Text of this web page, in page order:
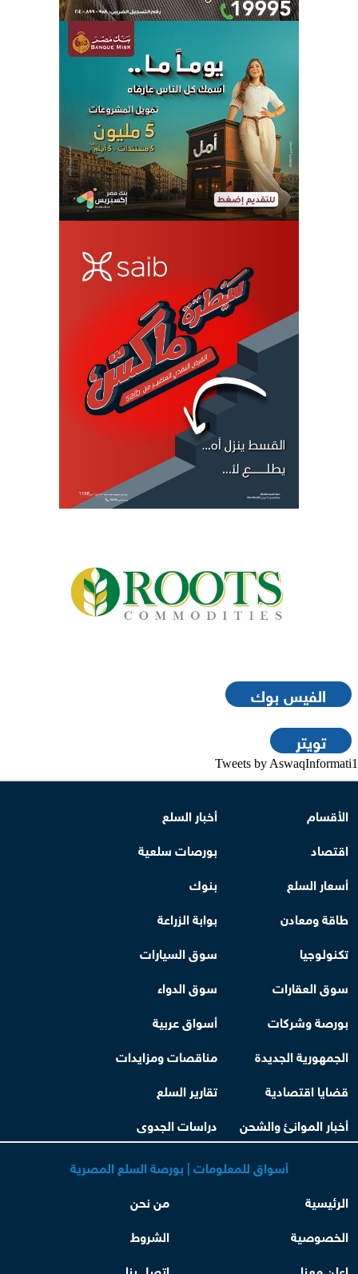
الفيس بوك
تويتر
Tweets by AswaqInformati1
الأقسام
أخبار السلع
اقتصاد
بورصات سلعية
أسعار السلع
بنوك
طاقة ومعادن
بوابة الزراعة
تكنولوجيا
سوق السيارات
سوق العقارات
سوق الدواء
بورصة وشركات
أسواق عربية
الجمهورية الجديدة
مناقصات ومزايدات
قضايا اقتصادية
تقارير السلع
أخبار الموانئ والشحن
دراسات الجدوى
أسواق للمعلومات | بورصة السلع المصرية
الرئيسية
من نحن
الخصوصية
الشروط
اعلن معنا
اتصل بنا